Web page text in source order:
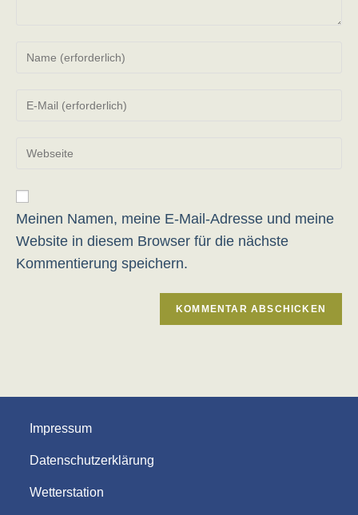
oder
Kommentieren
Mail-
Kommentieren
ein
ein
(optional)
Meinen Namen, meine E-Mail-Adresse und meine
Website in diesem Browser für die nächste
Kommentierung speichern.
Impressum
Datenschutzerklärung
Wetterstation